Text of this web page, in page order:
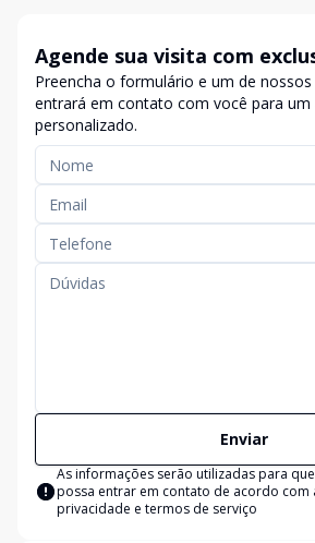
Agende sua visita com
Preencha o formulário e um de
entrará em contato com você para
personalizado.
Enviar
As informações serão utilizadas para
possa entrar em contato de acordo com
privacidade e termos de serviço